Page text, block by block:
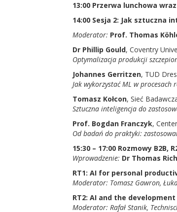
13:00 Przerwa lunchowa
14:00 Sesja 2: Jak sztuczna
Moderator: Prof. Thomas
Dr Phillip Gould, Coventry
Optymalizacja produkcji
Johannes Gerritzen, TUD
Jak wykorzystać ML w procesach
Tomasz Kołcon, Sieć
Sztuczna inteligencja do
Prof. Bogdan Franczyk,
Od badań do praktyki:
15:30 – 17:00 Rozmowy B2B,
Wprowadzenie: Dr Thomas
RT1: AI for personal
Moderator: Tomasz Gawron,
RT2: AI and the
Moderator: Rafał Stanik,